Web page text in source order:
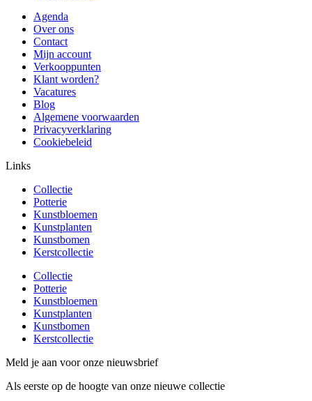
Agenda
Over ons
Contact
Mijn account
Verkooppunten
Klant worden?
Vacatures
Blog
Algemene voorwaarden
Privacyverklaring
Cookiebeleid
Links
Collectie
Potterie
Kunstbloemen
Kunstplanten
Kunstbomen
Kerstcollectie
Collectie
Potterie
Kunstbloemen
Kunstplanten
Kunstbomen
Kerstcollectie
Meld je aan voor onze nieuwsbrief
Als eerste op de hoogte van onze nieuwe collectie